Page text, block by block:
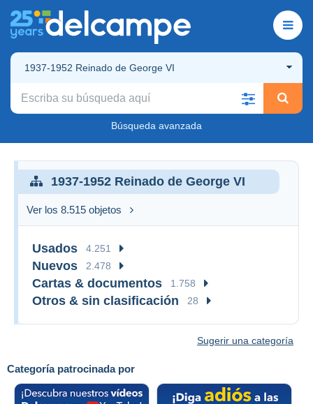
1937-1952 Reinado de George VI
Búsqueda avanzada
Categoría patrocinada por
1937-1952 Reinado de George VI
Ver los 8.515 objetos
Usados 4.251
Nuevos 2.478
Cartas & documentos 1.758
Otros & sin clasificación 28
Sugerir una categoría